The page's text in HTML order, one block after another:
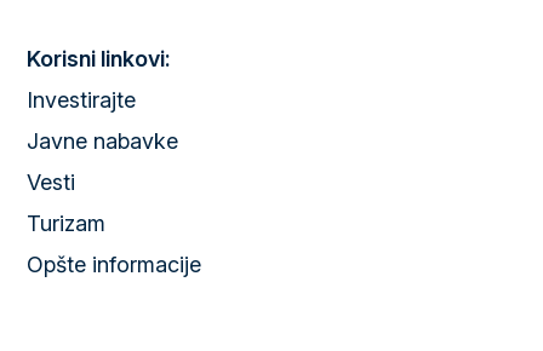
Korisni linkovi:
Investirajte
Javne nabavke
Vesti
Turizam
Opšte informacije